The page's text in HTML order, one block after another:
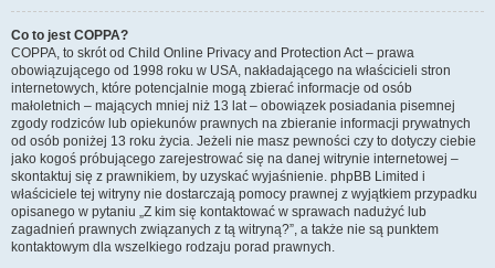
Co to jest COPPA?
COPPA, to skrót od Child Online Privacy and Protection Act – prawa
obowiązującego od 1998 roku w USA, nakładającego na właścicieli stron
internetowych, które potencjalnie mogą zbierać informacje od osób
małoletnich – mających mniej niż 13 lat – obowiązek posiadania pisemnej
zgody rodziców lub opiekunów prawnych na zbieranie informacji prywatnych
od osób poniżej 13 roku życia. Jeżeli nie masz pewności czy to dotyczy ciebie
jako kogoś próbującego zarejestrować się na danej witrynie internetowej –
skontaktuj się z prawnikiem, by uzyskać wyjaśnienie. phpBB Limited i
właściciele tej witryny nie dostarczają pomocy prawnej z wyjątkiem przypadku
opisanego w pytaniu „Z kim się kontaktować w sprawach nadużyć lub
zagadnień prawnych związanych z tą witryną?”, a także nie są punktem
kontaktowym dla wszelkiego rodzaju porad prawnych.